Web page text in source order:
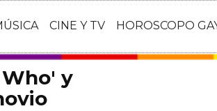
CINE Y TV HOROSCOPO
y